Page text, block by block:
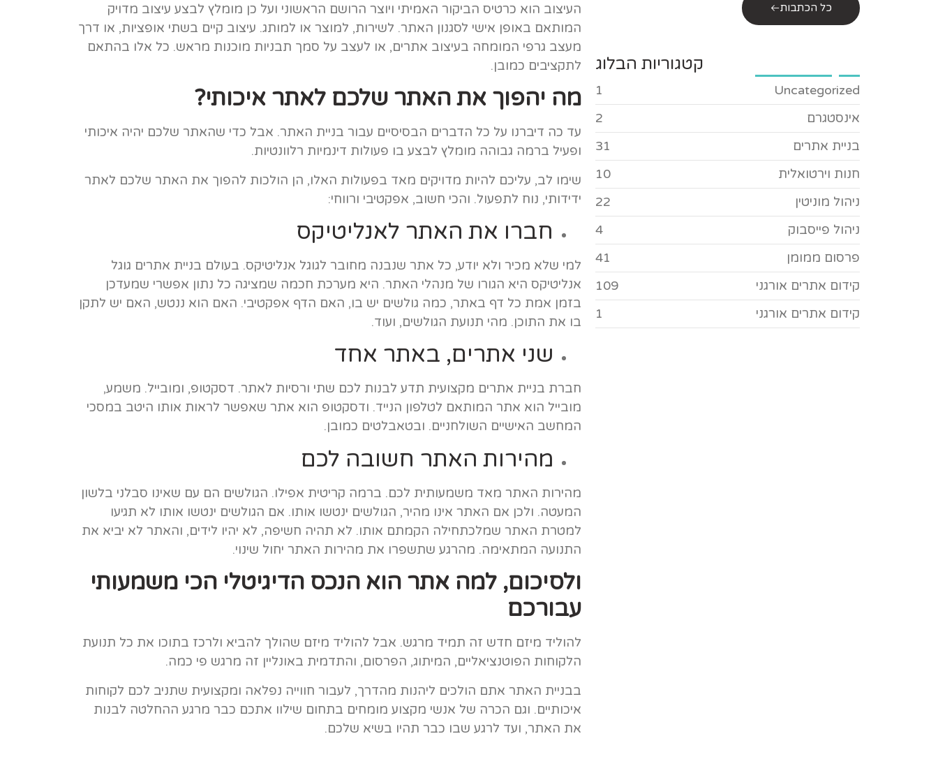
העיצוב הוא כרטיס הביקור האמיתי ויוצר הרושם הראשוני ועל כן מומלץ לבצע עיצוב מדויק
המותאם באופן אישי לסגנון האתר. לשירות, למוצר או למותג. עיצוב קיים בשתי אופציות, או דרך
מעצב גרפי המומחה בעיצוב אתרים, או לעצב על סמך תבניות מוכנות מראש. כל אלו בהתאם
לתקציבים כמובן.
מה יהפוך את האתר שלכם לאתר איכותי?
עד כה דיברנו על כל הדברים הבסיסיים עבור בניית האתר. אבל כדי שהאתר שלכם יהיה איכותי
ופעיל ברמה גבוהה מומלץ לבצע בו פעולות דינמיות רלוונטיות.
שימו לב, עליכם להיות מדויקים מאד בפעולות האלו, הן הולכות להפוך את האתר שלכם לאתר
ידידותי, נוח לתפעול. והכי חשוב, אפקטיבי ורווחי:
חברו את האתר לאנליטיקס
למי שלא מכיר ולא יודע, כל אתר שנבנה מחובר לגוגל אנליטיקס. בעולם בניית אתרים גוגל
אנליטיקס היא הגורו של מנהלי האתר. היא מערכת חכמה שמציגה כל נתון אפשרי שמעדכן
בזמן אמת כל דף באתר, כמה גולשים יש בו, האם הדף אפקטיבי. האם הוא ננטש, האם יש לתקן
בו את התוכן. מהי תנועת הגולשים, ועוד.
שני אתרים, באתר אחד
חברת בניית אתרים מקצועית תדע לבנות לכם שתי ורסיות לאתר. דסקטופ, ומובייל. משמע,
מובייל הוא אתר המותאם לטלפון הנייד. ודסקטופ הוא אתר שאפשר לראות אותו היטב במסכי
המחשב האישיים השולחניים. ובטאבלטים כמובן.
מהירות האתר חשובה לכם
מהירות האתר מאד משמעותית לכם. ברמה קריטית אפילו. הגולשים הם עם שאינו סבלני בלשון
המעטה. ולכן אם האתר אינו מהיר, הגולשים ינטשו אותו. אם הגולשים ינטשו אותו לא תגיעו
למטרת האתר שמלכתחילה הקמתם אותו. לא תהיה חשיפה, לא יהיו לידים, והאתר לא יביא את
התנועה המתאימה. מהרגע שתשפרו את מהירות האתר יחול שינוי.
ולסיכום, למה אתר הוא הנכס הדיגיטלי הכי משמעותי
עבורכם
להוליד מיזם חדש זה תמיד מרגש. אבל להוליד מיזם שהולך להביא ולרכז בתוכו את כל תנועת
הלקוחות הפוטנציאליים, המיתוג, הפרסום, והתדמית באונליין זה מרגש פי כמה.
בבניית האתר אתם הולכים ליהנות מהדרך, לעבור חווייה נפלאה ומקצועית שתניב לכם לקוחות
איכותיים. וגם הכרה של אנשי מקצוע מומחים בתחום שילוו אתכם כבר מרגע ההחלטה לבנות
את האתר, ועד לרגע שבו כבר תהיו בשיא שלכם.
כל הכתבות
קטגוריות הבלוג
Uncategorized
1
אינסטגרם
2
בניית אתרים
31
חנות וירטואלית
10
ניהול מוניטין
22
ניהול פייסבוק
4
פרסום ממומן
41
קידום אתרים אורגני
109
קידום אתרים אורגני
1